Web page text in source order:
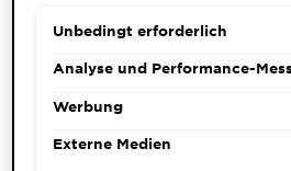
Neu!
Garnier x
Gisele
Bündchen
Garnier's Weg
Nachhaltigkeit
HAFERMILCH
Die zwei natürlichen
Reiscreme versorgen
intensiver Feuchtigkeit. Beide
proteinreich und für ihre
abgelehnt ("Ohne Einwilligung
sind ebenfalls möglich und
speichern"). Die Auswahl kann
"Cookie-Einstellungen"
Informationen s. unsere
Unbedingt erforderlich
Analyse und Performance-
Werbung
Externe Medien